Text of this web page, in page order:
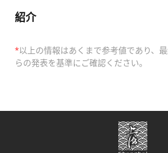
紹介
*以上の情報はあくまで参考値であり、
らの発表を基準にご確認ください。